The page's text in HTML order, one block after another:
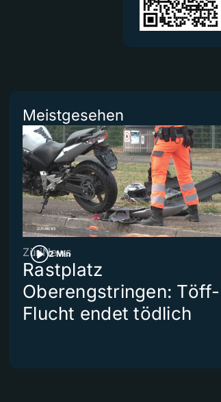
Meistgesehen
2 Min
ZüriNews
Rastplatz
Oberengstringen: Töff-
Flucht endet tödlich